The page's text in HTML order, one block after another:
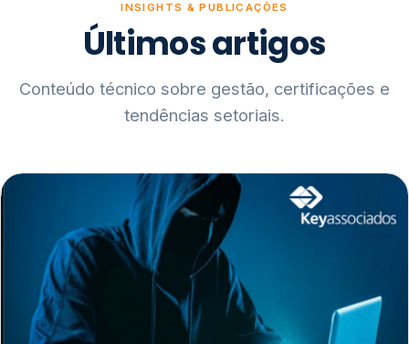
INSIGHTS & PUBLICAÇÕES
Últimos artigos
Conteúdo técnico sobre gestão, certificações e
tendências setoriais.